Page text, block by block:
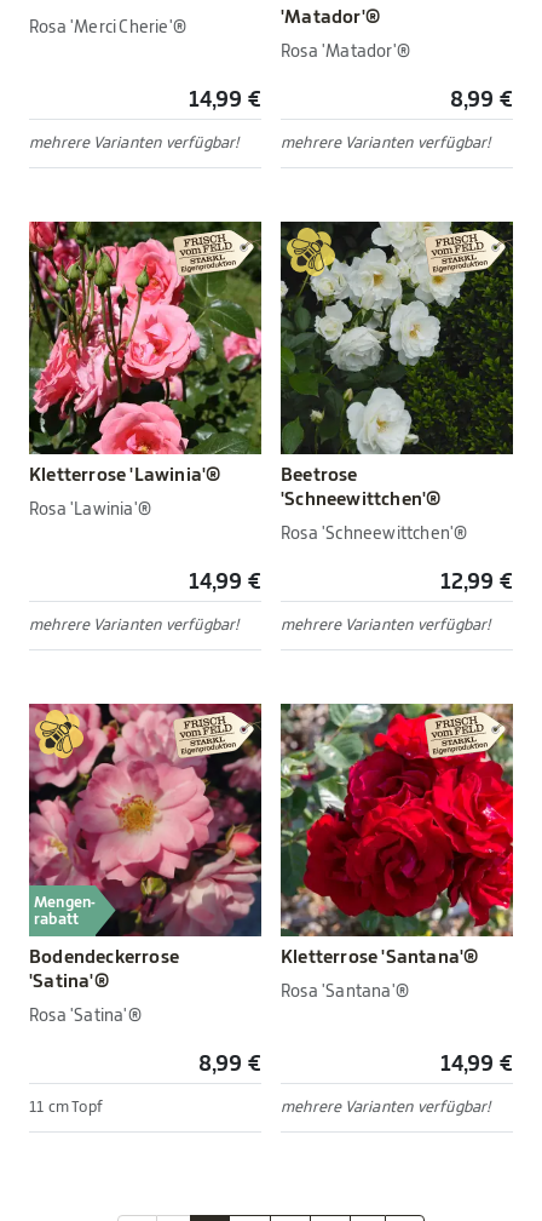
Rosa 'Merci Cherie'®
14,99 €
mehrere Varianten verfügbar!
'Matador'®
Rosa 'Matador'®
8,99 €
mehrere Varianten verfügbar!
Kletterrose 'Lawinia'®
Rosa 'Lawinia'®
14,99 €
mehrere Varianten verfügbar!
Beetrose
'Schneewittchen'®
Rosa 'Schneewittchen'®
12,99 €
mehrere Varianten verfügbar!
Mengen-
rabatt
Bodendeckerrose
'Satina'®
Rosa 'Satina'®
8,99 €
11 cm Topf
Kletterrose 'Santana'®
Rosa 'Santana'®
14,99 €
mehrere Varianten verfügbar!